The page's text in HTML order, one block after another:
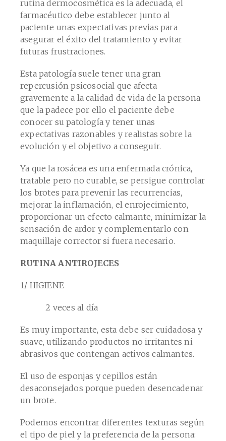
rutina dermocosmética es la adecuada, el
farmacéutico debe establecer junto al
paciente unas expectativas previas para
asegurar el éxito del tratamiento y evitar
futuras frustraciones.
Esta patología suele tener una gran
repercusión psicosocial que afecta
gravemente a la calidad de vida de la persona
que la padece por ello el paciente debe
conocer su patología y tener unas
expectativas razonables y realistas sobre la
evolución y el objetivo a conseguir.
Ya que la rosácea es una enfermada crónica,
tratable pero no curable, se persigue controlar
los brotes para prevenir las recurrencias,
mejorar la inflamación, el enrojecimiento,
proporcionar un efecto calmante, minimizar la
sensación de ardor y complementarlo con
maquillaje corrector si fuera necesario.
RUTINA ANTIROJECES
1/ HIGIENE
2 veces al día
Es muy importante, esta debe ser cuidadosa y
suave, utilizando productos no irritantes ni
abrasivos que contengan activos calmantes.
El uso de esponjas y cepillos están
desaconsejados porque pueden desencadenar
un brote.
Podemos encontrar diferentes texturas según
el tipo de piel y la preferencia de la persona: